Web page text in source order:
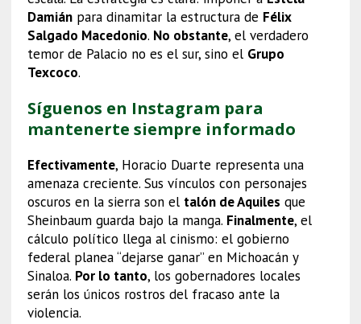
Damiánpara dinamitar la estructura de Félix
Salgado Macedonio. No obstante, el verdadero
temor de Palacio no es el sur, sino el Grupo
Texcoco.
Síguenos en Instagram para
mantenerte siempre informado
Efectivamente, Horacio Duarte representa una
amenaza creciente. Sus vínculos con personajes
oscuros en la sierra son el talón de Aquiles que
Sheinbaum guarda bajo la manga. Finalmente, el
cálculo político llega al cinismo: el gobierno
federal planea “dejarse ganar” en Michoacán y
Sinaloa. Por lo tanto, los gobernadores locales
serán los únicos rostros del fracaso ante la
violencia.